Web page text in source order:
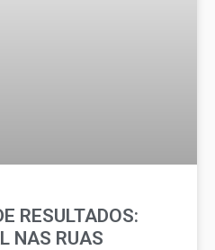
RESULTADOS:
NAS RUAS